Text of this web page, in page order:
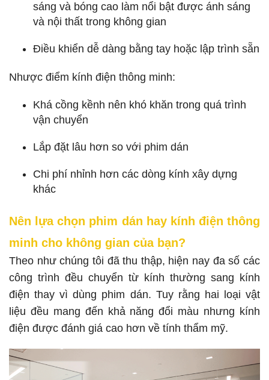
sáng và bóng cao làm nổi bật được ánh sáng
và nội thất trong không gian
Điều khiển dễ dàng bằng tay hoặc lập trình sẵn
Nhược điểm kính điện thông minh:
Khá cồng kềnh nên khó khăn trong quá trình
vận chuyển
Lắp đặt lâu hơn so với phim dán
Chi phí nhỉnh hơn các dòng kính xây dựng
khác
Nên lựa chọn phim dán hay kính điện thông
minh cho không gian của bạn?
Theo như chúng tôi đã thu thập, hiện nay đa số các
công trình đều chuyển từ kính thường sang kính
điện thay vì dùng phim dán. Tuy rằng hai loại vật
liệu đều mang đến khả năng đổi màu nhưng kính
điện được đánh giá cao hơn về tính thẩm mỹ.